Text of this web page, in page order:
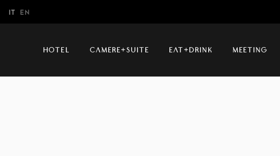
HOTEL CAMERE+SUITE EAT+DRINK MEETING
IT EN